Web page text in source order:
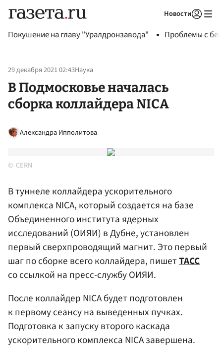
Новости
Покушение на главу "Уралдронзавода" Проблемы с
29 декабря 2021 02:43Наука
В Подмосковье началась
сборка коллайдера NICA
Александра Ипполитова
CERN
В туннеле коллайдера ускорительного
комплекса NICA, который создается на базе
Объединенного института ядерных
исследований (ОИЯИ) в Дубне, установлен
первый сверхпроводящий магнит. Это первый
шаг по сборке всего коллайдера, пишетТАСС
со ссылкой на пресс-службу ОИЯИ.
После коллайдер NICA будет подготовлен
к первому сеансу на выведенных пучках.
Подготовка к запуску второго каскада
ускорительного комплекса NICA завершена.